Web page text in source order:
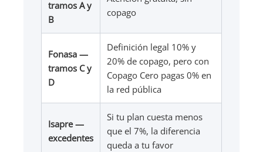
tramos A y
B
copago
Fonasa —
tramos C y
D
Definición legal 10% y
20% de copago, pero con
Copago Cero pagas 0% en
la red pública
Isapre —
excedentes
Si tu plan cuesta menos
que el 7%, la diferencia
queda a tu favor